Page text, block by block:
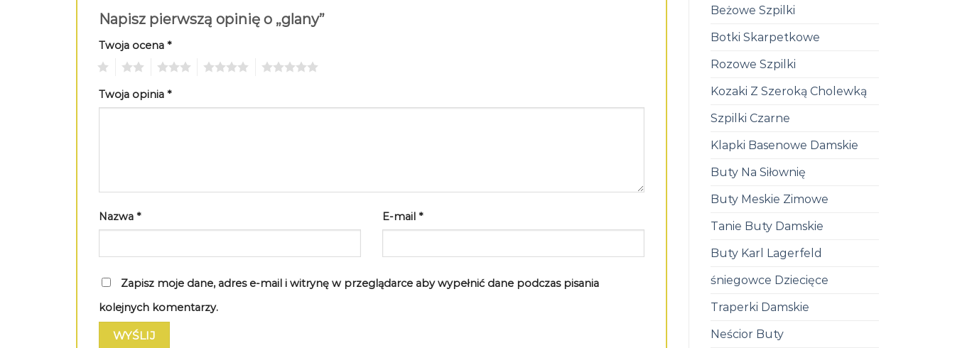
Beżowe Szpilki
Botki Skarpetkowe
Rozowe Szpilki
Kozaki Z Szeroką Cholewką
Szpilki Czarne
Klapki Basenowe Damskie
Buty Na Siłownię
Buty Meskie Zimowe
Tanie Buty Damskie
Buty Karl Lagerfeld
śniegowce Dziecięce
Traperki Damskie
Neścior Buty
Napisz pierwszą opinię o „glany”
Twoja ocena *
Twoja opinia *
Nazwa * E-mail *
Zapisz moje dane, adres e-mail i witrynę w przeglądarce aby wypełnić dane podczas pisania
kolejnych komentarzy.